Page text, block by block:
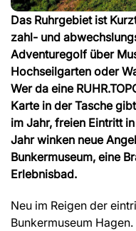
Das Ruhrgebiet ist
zahl- und
Adventuregolf über
Hochseilgarten oder
Wer da eine
Karte in der Tasche
im Jahr, freien Eintritt
Jahr winken neue
Bunkermuseum, eine
Erlebnisbad.
Neu im Reigen der
Bunkermuseum